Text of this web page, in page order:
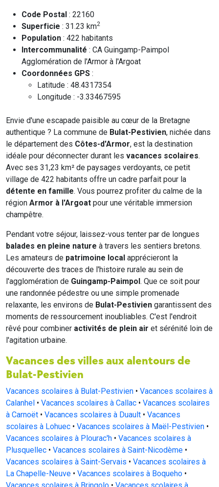
Code Postal : 22160
Superficie : 31.23 km2
Population : 422 habitants
Intercommunalité : CA Guingamp-Paimpol
Agglomération de l'Armor à l'Argoat
Coordonnées GPS :
Latitude : 48.4317354
Longitude : -3.33467595
Envie d'une escapade paisible au cœur de la Bretagne
authentique ? La commune de Bulat-Pestivien, nichée dans
le département des Côtes-d'Armor, est la destination
idéale pour déconnecter durant les vacances scolaires.
Avec ses 31,23 km² de paysages verdoyants, ce petit
village de 422 habitants offre un cadre parfait pour la
détente en famille. Vous pourrez profiter du calme de la
région Armor à l'Argoat pour une véritable immersion
champêtre.
Pendant votre séjour, laissez-vous tenter par de longues
balades en pleine nature à travers les sentiers bretons.
Les amateurs de patrimoine local apprécieront la
découverte des traces de l'histoire rurale au sein de
l'agglomération de Guingamp-Paimpol. Que ce soit pour
une randonnée pédestre ou une simple promenade
relaxante, les environs de Bulat-Pestivien garantissent des
moments de ressourcement inoubliables. C'est l'endroit
rêvé pour combiner activités de plein air et sérénité loin de
l'agitation urbaine.
Vacances des villes aux alentours de
Bulat-Pestivien
Vacances scolaires à Bulat-Pestivien • Vacances scolaires à
Calanhel • Vacances scolaires à Callac • Vacances scolaires
à Carnoët • Vacances scolaires à Duault • Vacances
scolaires à Lohuec • Vacances scolaires à Maël-Pestivien •
Vacances scolaires à Plourac'h • Vacances scolaires à
Plusquellec • Vacances scolaires à Saint-Nicodème •
Vacances scolaires à Saint-Servais • Vacances scolaires à
La Chapelle-Neuve • Vacances scolaires à Boqueho •